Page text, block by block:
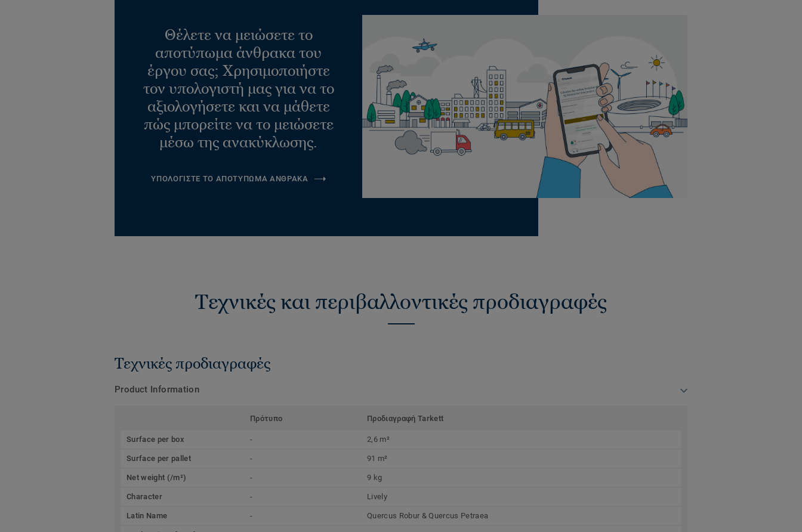
Θέλετε να μειώσετε το
αποτύπωμα άνθρακα του
έργου σας; Χρησιμοποιήστε
τον υπολογιστή μας για να το
αξιολογήσετε και να μάθετε
πώς μπορείτε να το μειώσετε
μέσω της ανακύκλωσης.
ΥΠΟΛΟΓΙΣΤΕ ΤΟ ΑΠΟΤΥΠΩΜΑ ΑΝΘΡΑΚΑ
Τεχνικές και περιβαλλοντικές προδιαγραφές
Τεχνικές προδιαγραφές
Product Information
Πρότυπο Προδιαγραφή Tarkett
Surface per box - 2,6 m²
Surface per pallet - 91 m²
Net weight (/m²) - 9 kg
Character - Lively
Latin Name - Quercus Robur & Quercus Petraea